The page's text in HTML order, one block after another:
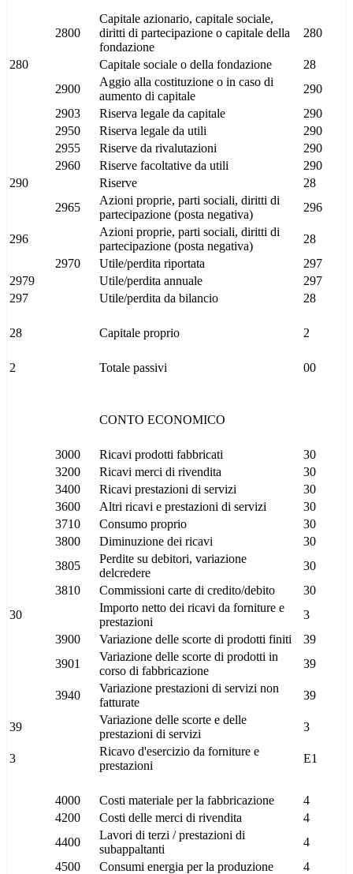
2800
Capitale azionario, capitale sociale,
diritti di partecipazione o capitale della
fondazione
280
280 Capitale sociale o della fondazione
28
2900
Aggio alla costituzione o in caso di
aumento di capitale
290
2903
Riserva legale da capitale
290
2950
Riserva legale da utili
290
2955
Riserve da rivalutazioni
290
2960
Riserve facoltative da utili
290
290
Riserve
28
2965
Azioni proprie, parti sociali, diritti di
partecipazione (posta negativa)
296
296
Azioni proprie, parti sociali, diritti di
partecipazione (posta negativa)
28
2970
Utile/perdita riportata
297
2979
Utile/perdita annuale
297
297
Utile/perdita da bilancio 28
28 Capitale proprio 2
2 Totale passivi 00
CONTO ECONOMICO
3000 Ricavi prodotti fabbricati
30
3200
Ricavi merci di rivendita
30
3400
Ricavi prestazioni di servizi
30
3600
Altri ricavi e prestazioni di servizi
30
3710
Consumo proprio
30
3800
Diminuzione dei ricavi
30
3805
Perdite su debitori, variazione
delcredere
30
3810
Commissioni carte di credito/debito
30
30
Importo netto dei ricavi da forniture e
prestazioni
3
3900
Variazione delle scorte di prodotti finiti
39
3901
Variazione delle scorte di prodotti in
corso di fabbricazione
39
3940
Variazione prestazioni di servizi non
fatturate
39
39
Variazione delle scorte e delle
prestazioni di servizi
3
3
Ricavo d'esercizio da forniture e
prestazioni
E1
4000 Costi materiale per la fabbricazione
4
4200
Costi delle merci di rivendita
4
4400
Lavori di terzi / prestazioni di
subappaltanti
4
4500
Consumi energia per la produzione
4